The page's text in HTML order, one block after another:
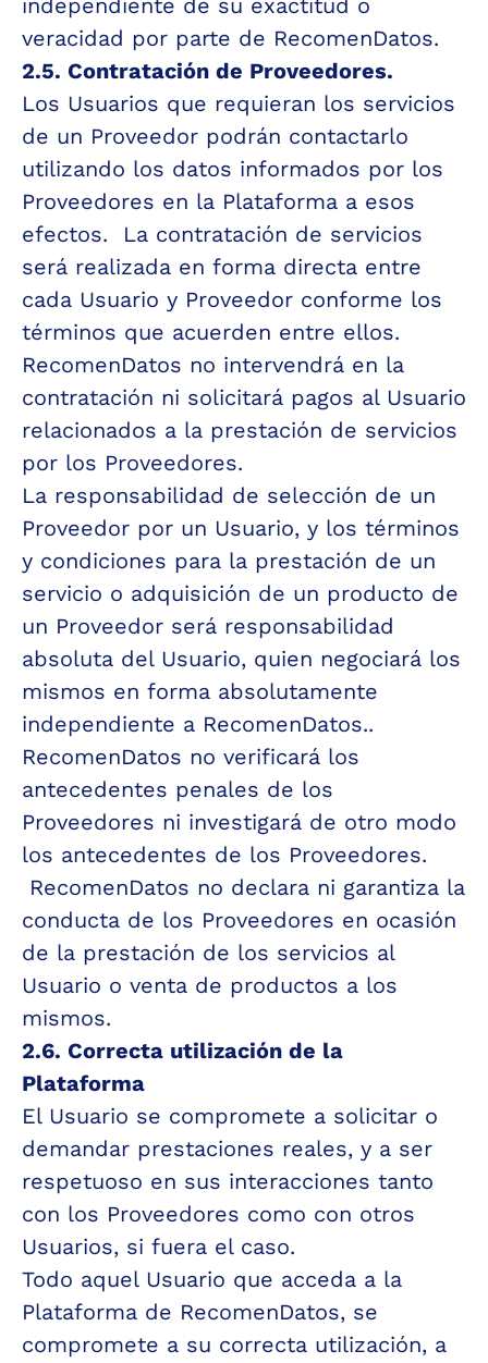
independiente de su exactitud o
veracidad por parte de RecomenDatos.
2.5. Contratación de Proveedores.
Los Usuarios que requieran los servicios
de un Proveedor podrán contactarlo
utilizando los datos informados por los
Proveedores en la Plataforma a esos
efectos.  La contratación de servicios
será realizada en forma directa entre
cada Usuario y Proveedor conforme los
términos que acuerden entre ellos.
RecomenDatos no intervendrá en la
contratación ni solicitará pagos al Usuario
relacionados a la prestación de servicios
por los Proveedores.
La responsabilidad de selección de un
Proveedor por un Usuario, y los términos
y condiciones para la prestación de un
servicio o adquisición de un producto de
un Proveedor será responsabilidad
absoluta del Usuario, quien negociará los
mismos en forma absolutamente
independiente a RecomenDatos..
RecomenDatos no verificará los
antecedentes penales de los
Proveedores ni investigará de otro modo
los antecedentes de los Proveedores.
RecomenDatos no declara ni garantiza la
conducta de los Proveedores en ocasión
de la prestación de los servicios al
Usuario o venta de productos a los
mismos.
2.6. Correcta utilización de la
Plataforma
El Usuario se compromete a solicitar o
demandar prestaciones reales, y a ser
respetuoso en sus interacciones tanto
con los Proveedores como con otros
Usuarios, si fuera el caso.
Todo aquel Usuario que acceda a la
Plataforma de RecomenDatos, se
compromete a su correcta utilización, a